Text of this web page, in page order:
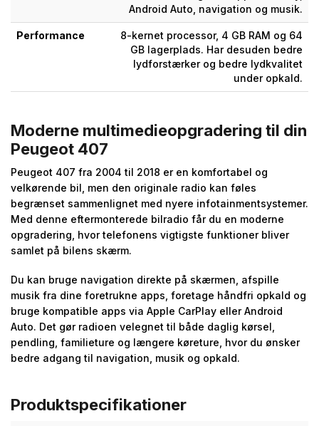
Android Auto, navigation og musik.
Performance
8-kernet processor, 4 GB RAM og 64
GB lagerplads. Har desuden bedre
lydforstærker og bedre lydkvalitet
under opkald.
Moderne multimedieopgradering til din
Peugeot 407
Peugeot 407 fra 2004 til 2018 er en komfortabel og
velkørende bil, men den originale radio kan føles
begrænset sammenlignet med nyere infotainmentsystemer.
Med denne eftermonterede bilradio får du en moderne
opgradering, hvor telefonens vigtigste funktioner bliver
samlet på bilens skærm.
Du kan bruge navigation direkte på skærmen, afspille
musik fra dine foretrukne apps, foretage håndfri opkald og
bruge kompatible apps via Apple CarPlay eller Android
Auto. Det gør radioen velegnet til både daglig kørsel,
pendling, familieture og længere køreture, hvor du ønsker
bedre adgang til navigation, musik og opkald.
Produktspecifikationer